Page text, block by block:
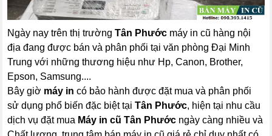
Ngày nay trên thị trườngTân Phước máy in cũ hàng nội
địa đang được bán và phân phối tại văn phòng Đại Minh
Trung với những thương hiệu như Hp, Canon, Brother,
Epson, Samsung....
Bây giờ máy in có bảo hành được đặt mua và phân phối
sử dụng phổ biến đặc biệt tạiTân Phước, hiện tại nhu cầu
dịch vụ đặt mua Máy in cũ Tân Phước ngày càng nhiều và